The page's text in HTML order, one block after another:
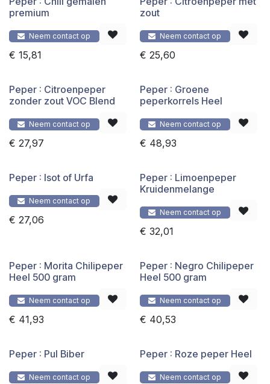
premium
Neem contact op
€ 15,81
zout
Neem contact op
€ 25,60
Peper : Citroenpeper
zonder zout VOC Blend
Neem contact op
€ 27,97
Peper : Groene
peperkorrels Heel
Neem contact op
€ 48,93
Peper : Isot of Urfa
Neem contact op
€ 27,06
Peper : Limoenpeper
Kruidenmelange
Neem contact op
€ 32,01
Peper : Morita Chilipeper
Heel 500 gram
Neem contact op
€ 41,93
Peper : Negro Chilipeper
Heel 500 gram
Neem contact op
€ 40,53
Peper : Pul Biber
Neem contact op
Peper : Roze peper Heel
Neem contact op